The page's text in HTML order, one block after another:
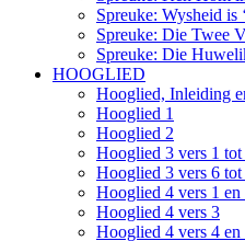
Spreuke: Wysheid
Spreuke: Die Twee
Spreuke: Die
HOOGLIED
Hooglied, Inleiding
Hooglied 1
Hooglied 2
Hooglied 3 vers 1 tot
Hooglied 3 vers 6 tot
Hooglied 4 vers 1 en
Hooglied 4 vers 3
Hooglied 4 vers 4 en